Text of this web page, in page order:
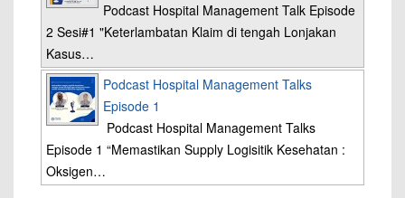
Podcast Hospital Management Talk Episode
2 Sesi#1 "Keterlambatan Klaim di tengah Lonjakan
Kasus…
Podcast Hospital Management Talks
Episode 1
Podcast Hospital Management Talks
Episode 1 “Memastikan Supply Logisitik Kesehatan :
Oksigen…